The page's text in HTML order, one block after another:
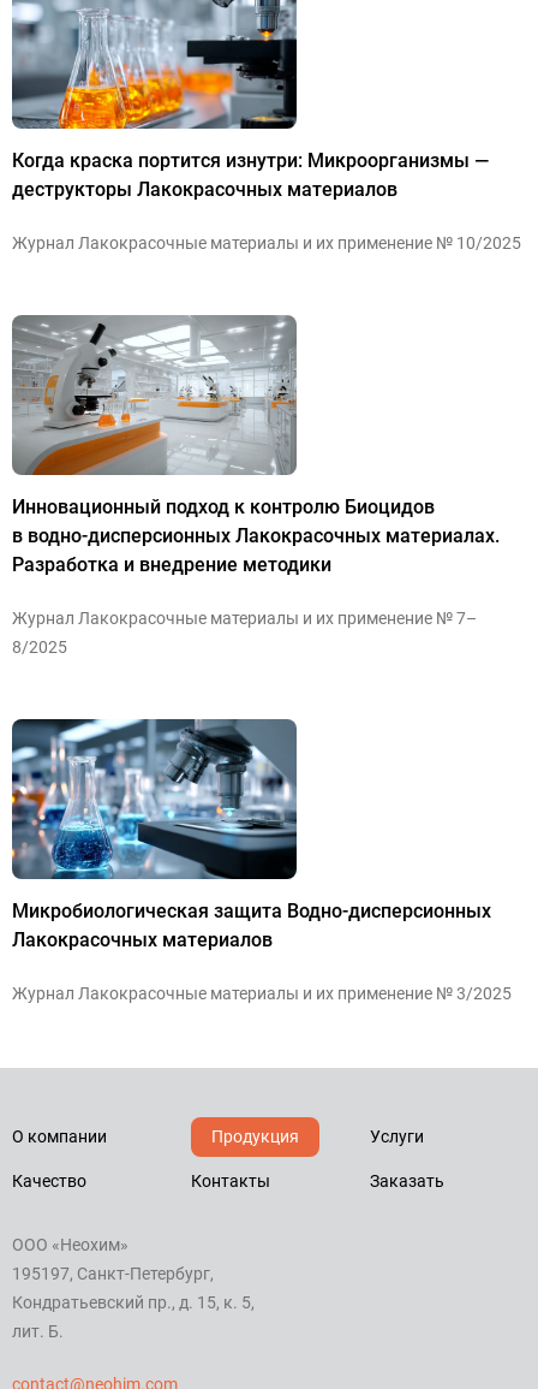
Когда краска портится изнутри: Микроорганизмы —
деструкторы Лакокрасочных материалов
Журнал Лакокрасочные материалы и их применение № 10/2025
Инновационный подход к контролю Биоцидов
в водно-дисперсионных Лакокрасочных материалах.
Разработка и внедрение методики
Журнал Лакокрасочные материалы и их применение № 7–
8/2025
Микробиологическая защита Водно-дисперсионных
Лакокрасочных материалов
Журнал Лакокрасочные материалы и их применение № 3/2025
О компании Продукция Услуги
Качество Контакты Заказать
ООО «Неохим»
195197, Санкт-Петербург,
Кондратьевский пр., д. 15, к. 5,
лит. Б.
contact@neohim.com